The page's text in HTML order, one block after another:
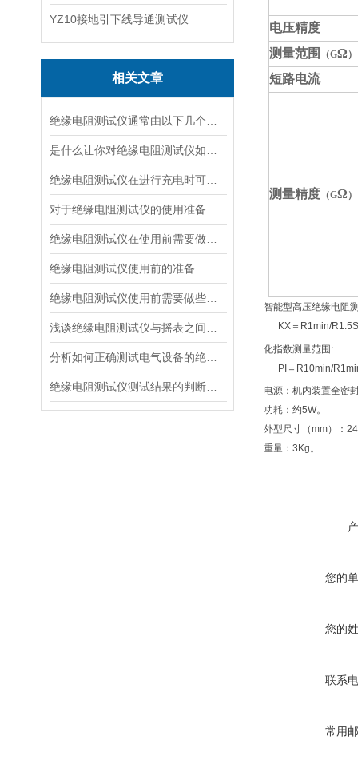
YZ10接地引下线导通测试仪
相关文章
绝缘电阻测试仪使用前的准备
电压精度
测量范围
（GΩ ）
短路电流
测量精度 （GΩ ）
智能型高压绝缘电阻
KX＝R1min/
化指数测量范围:
PI＝R10min/
电源：机内装置全
功耗：约5W。
外型尺寸（mm）：
重量：3Kg。
您的
您的
联系
常用